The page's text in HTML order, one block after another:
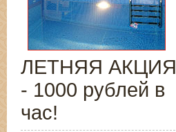
ЛЕТНЯЯ АКЦИЯ
- 1000 рублей в
час!